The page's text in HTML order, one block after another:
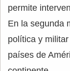
permite
En la segunda
política y
países de